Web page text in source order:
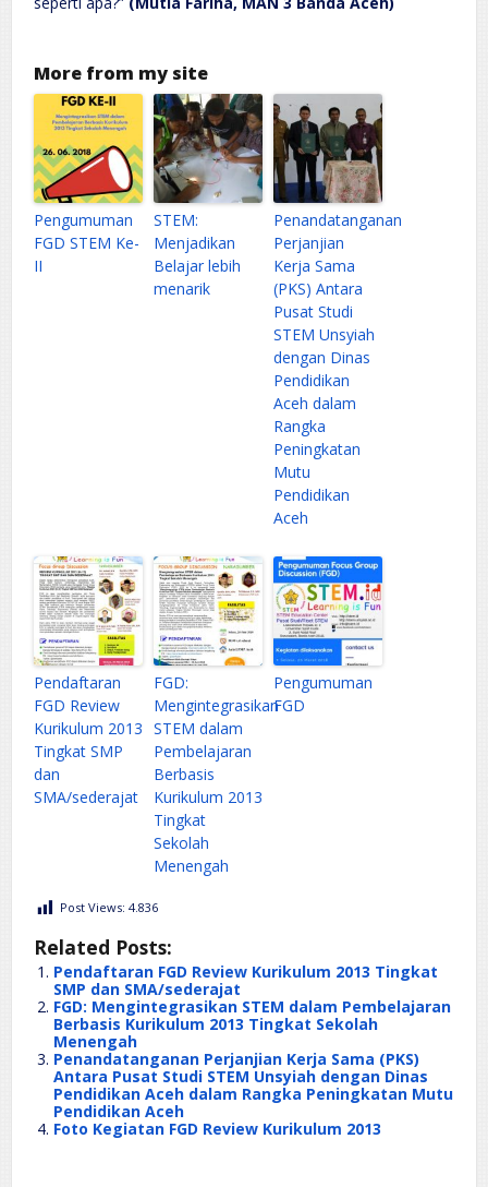
More from my site
Pengumuman
FGD STEM Ke-
II
STEM:
Menjadikan
Belajar lebih
menarik
Penandatanganan
Perjanjian
Kerja Sama
(PKS) Antara
Pusat Studi
STEM Unsyiah
dengan Dinas
Pendidikan
Aceh dalam
Rangka
Peningkatan
Mutu
Pendidikan
Aceh
Pendaftaran
FGD Review
Kurikulum 2013
Tingkat SMP
dan
SMA/sederajat
FGD:
Mengintegrasikan
STEM dalam
Pembelajaran
Berbasis
Kurikulum 2013
Tingkat
Sekolah
Menengah
Pengumuman
FGD
Post Views: 4.836
Related Posts:
Pendaftaran FGD Review Kurikulum 2013 Tingkat
SMP dan SMA/sederajat
FGD: Mengintegrasikan STEM dalam Pembelajaran
Berbasis Kurikulum 2013 Tingkat Sekolah
Menengah
Penandatanganan Perjanjian Kerja Sama (PKS)
Antara Pusat Studi STEM Unsyiah dengan Dinas
Pendidikan Aceh dalam Rangka Peningkatan Mutu
Pendidikan Aceh
Foto Kegiatan FGD Review Kurikulum 2013